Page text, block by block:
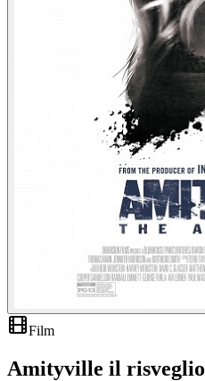
Film
Amityville il risveglio